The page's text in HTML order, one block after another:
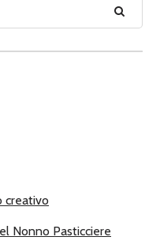
creativo
Nonno Pasticciere